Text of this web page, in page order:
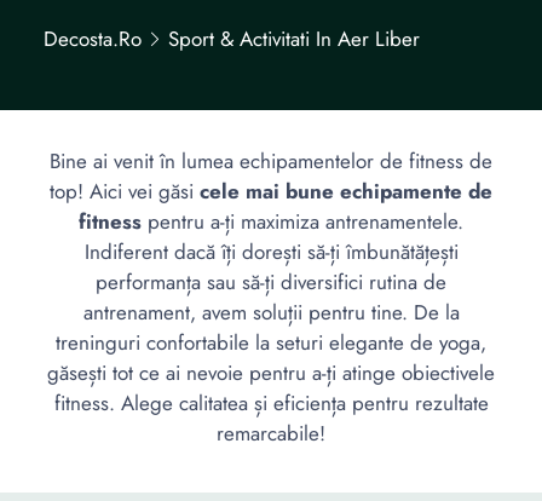
Decosta.ro Sport & Activitati In Aer Liber
Bine ai venit în lumea echipamentelor de fitness de
top! Aici vei găsi cele mai bune echipamente de
fitness pentru a-ți maximiza antrenamentele.
Indiferent dacă îți dorești să-ți îmbunătățești
performanța sau să-ți diversifici rutina de
antrenament, avem soluții pentru tine. De la
treninguri confortabile la seturi elegante de yoga,
găsești tot ce ai nevoie pentru a-ți atinge obiectivele
fitness. Alege calitatea și eficiența pentru rezultate
remarcabile!